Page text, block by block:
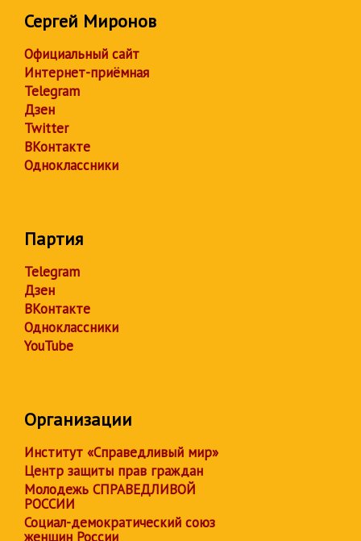
Сергей Миронов
Официальный сайт
Интернет-приёмная
Telegram
Дзен
Twitter
ВКонтакте
Одноклассники
Партия
Telegram
Дзен
ВКонтакте
Одноклассники
YouTube
Организации
Институт «Справедливый мир»
Центр защиты прав граждан
Молодежь СПРАВЕДЛИВОЙ
РОССИИ
Социал-демократический союз
женщин России